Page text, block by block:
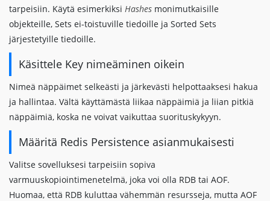
tarpeisiin. Käytä esimerkiksi Hashes monimutkaisille
objekteille, Sets ei-toistuville tiedoille ja Sorted Sets
järjestetyille tiedoille.
Käsittele Key nimeäminen oikein
Nimeä näppäimet selkeästi ja järkevästi helpottaaksesi hakua
ja hallintaa. Vältä käyttämästä liikaa näppäimiä ja liian pitkiä
näppäimiä, koska ne voivat vaikuttaa suorituskykyyn.
Määritä Redis Persistence asianmukaisesti
Valitse sovelluksesi tarpeisiin sopiva
varmuuskopiointimenetelmä, joka voi olla RDB tai AOF.
Huomaa, että RDB kuluttaa vähemmän resursseja, mutta AOF